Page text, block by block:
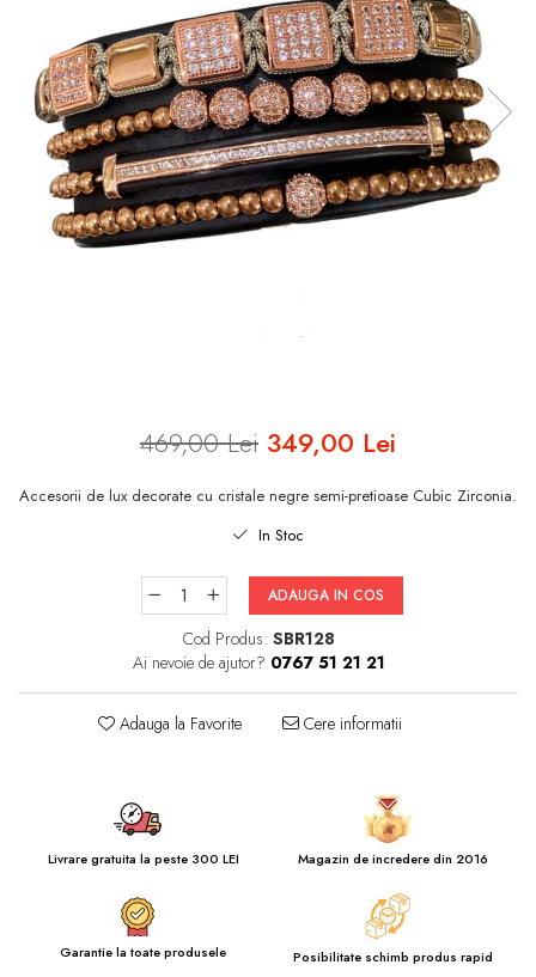
INELE DAMA
CERCEI
CEASURI DAMA
469,00 Lei 349,00 Lei
Accesorii de lux decorate cu cristale negre semi-pretioase Cubic Zirconia.
In Stoc
ADAUGA IN COS
Cod Produs: SBR128
Ai nevoie de ajutor? 0767 51 21 21
Adauga la Favorite Cere informatii
Livrare gratuita la peste 300 LEI Magazin de incredere din 2016
Garantie la toate produsele Posibilitate schimb produs rapid